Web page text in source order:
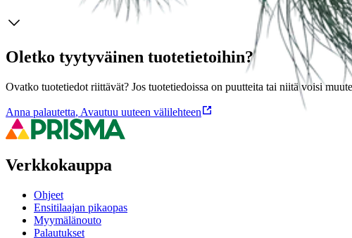
Oletko tyytyväinen tuotetietoihin?
Ovatko tuotetiedot riittävät? Jos tuotetiedoissa on puutteita tai niitä voisi
Anna palautetta, Avautuu uuteen välilehteen
Verkkokauppa
Ohjeet
Ensitilaajan pikaopas
Myymälänouto
Palautukset